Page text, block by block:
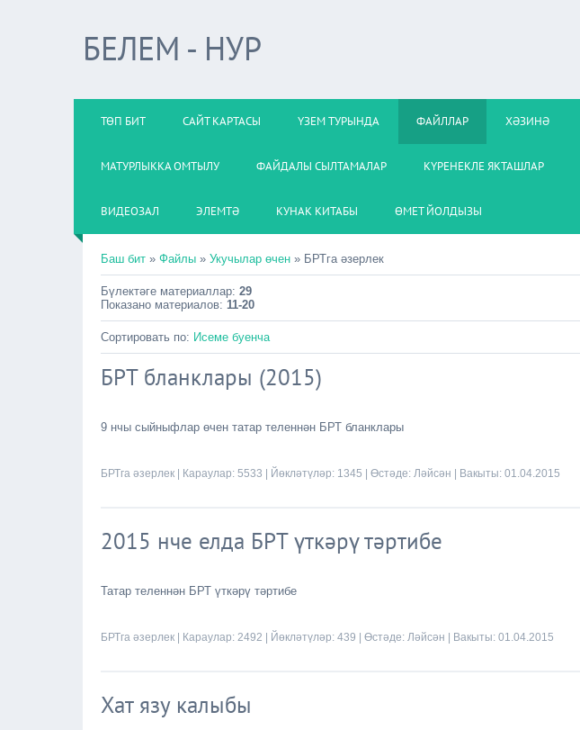
БЕЛЕМ - НУР
ТӨП БИТ САЙТ КАРТАСЫ ҮЗЕМ ТУРЫНДА ФАЙЛЛАР ХӘЗИНӘ
МАТУРЛЫККА ОМТЫЛУ ФАЙДАЛЫ СЫЛТАМАЛАР КҮРЕНЕКЛЕ ЯКТАШЛАР
ВИДЕОЗАЛ ЭЛЕМТӘ КУНАК КИТАБЫ ӨМЕТ ЙОЛДЫЗЫ
Баш бит » Файлы » Укучылар өчен » БРТга әзерлек
Бүлектәге материаллар: 29
Показано материалов: 11-20
Сортировать по: Исеме буенча
БРТ бланклары (2015)
9 нчы сыйныфлар өчен татар теленнән БРТ бланклары
БРТга әзерлек | Караулар: 5533 | Йөкләтүләр: 1345 | Өстәде: Ләйсән | Вакыты: 01.04.2015
2015 нче елда БРТ үткәрү тәртибе
Татар теленнән БРТ үткәрү тәртибе
БРТга әзерлек | Караулар: 2492 | Йөкләтүләр: 439 | Өстәде: Ләйсән | Вакыты: 01.04.2015
Хат язу калыбы